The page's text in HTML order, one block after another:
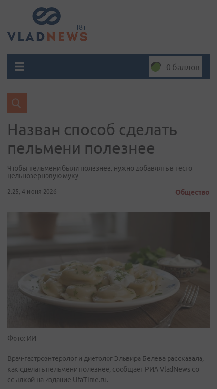
0 баллов
Назван способ сделать
пельмени полезнее
Чтобы пельмени были полезнее, нужно добавлять в тесто
цельнозерновую муку
2:25, 4 июня 2026 Общество
Фото: ИИ
Врач-гастроэнтеролог и диетолог Эльвира Белева рассказала,
как сделать пельмени полезнее, сообщает РИА VladNews со
ссылкой на издание UfaTime.ru.